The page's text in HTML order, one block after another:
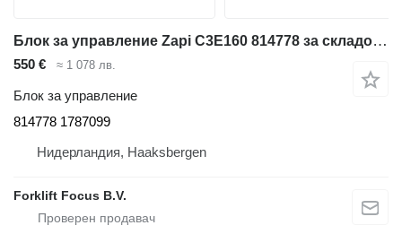
Блок за управление Zapi C3E160 814778 за складова техника BT C3E160
550 € ≈ 1 078 лв.
Блок за управление
814778 1787099
Нидерландия, Haaksbergen
Forklift Focus B.V.